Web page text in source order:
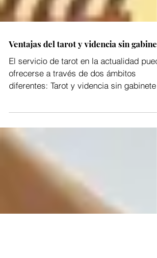
Ventajas del tarot y videncia sin
El servicio de tarot en la actualidad
diferentes: Tarot y videncia sin gabinete
con gabinete....